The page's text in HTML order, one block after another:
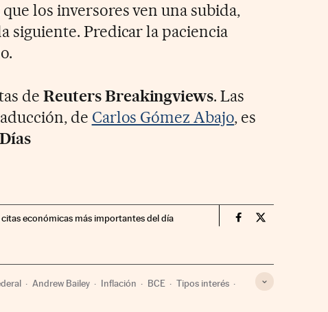
los inversores ven una subida,
siguiente. Predicar la paciencia
de Reuters Breakingviews. Las
de Carlos Gómez Abajo, es
económicas más importantes del día Opinion Cinco
Opinion Cinco
Andrew Bailey Inflación BCE Tipos interés